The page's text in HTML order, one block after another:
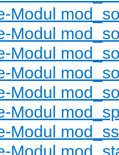
Modul
Modul
Modul
Modul
Modul
Modul
Modul
Modul